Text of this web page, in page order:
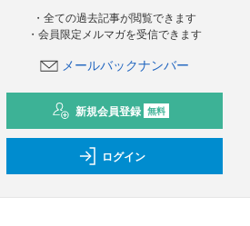
・全ての過去記事が閲覧できます
・会員限定メルマガを受信できます
メールバックナンバー
新規会員登録 無料
ログイン